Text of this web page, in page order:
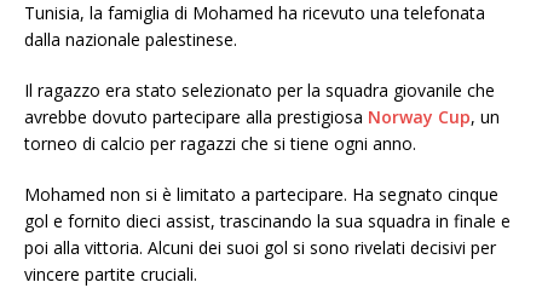
Tunisia, la famiglia di Mohamed ha ricevuto una telefonata
dalla nazionale palestinese.
Il ragazzo era stato selezionato per la squadra giovanile che
avrebbe dovuto partecipare alla prestigiosa Norway Cup, un
torneo di calcio per ragazzi che si tiene ogni anno.
Mohamed non si è limitato a partecipare. Ha segnato cinque
gol e fornito dieci assist, trascinando la sua squadra in finale e
poi alla vittoria. Alcuni dei suoi gol si sono rivelati decisivi per
vincere partite cruciali.